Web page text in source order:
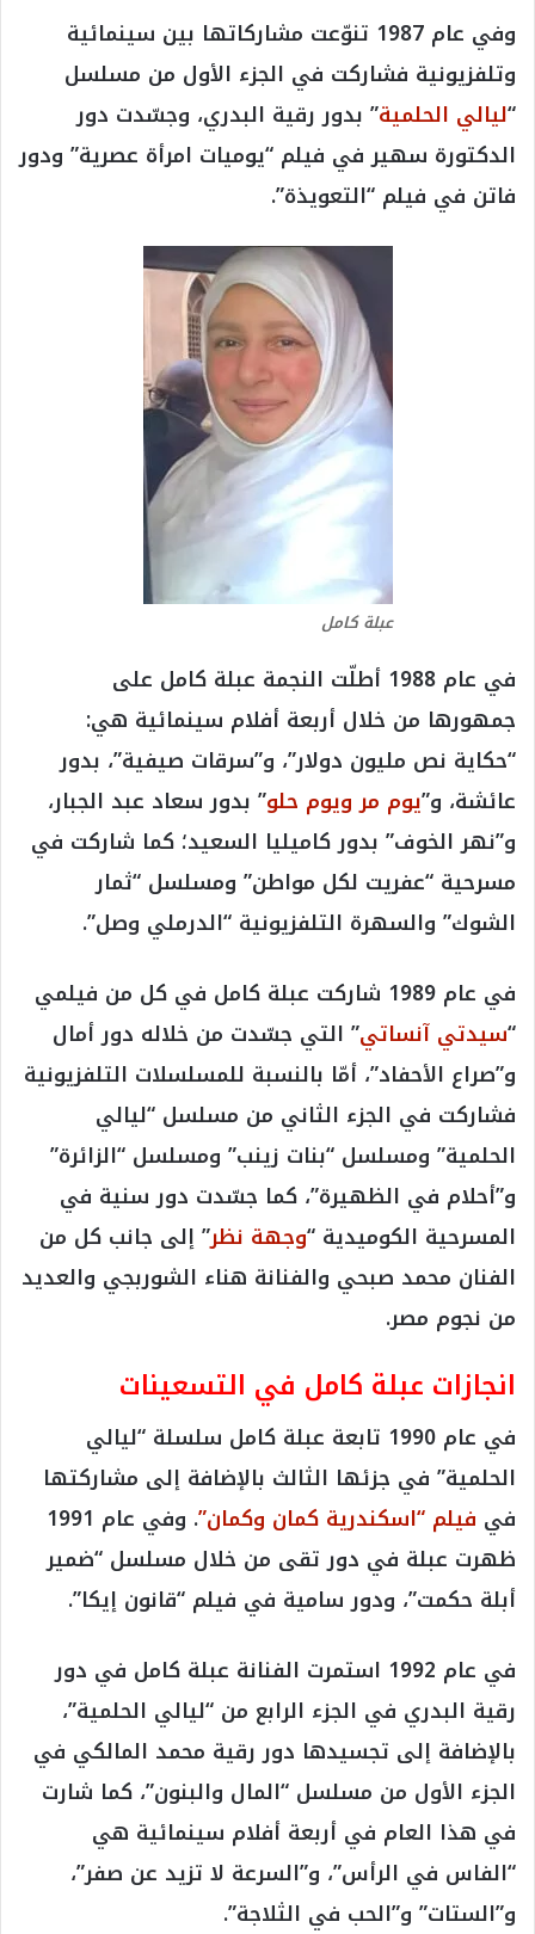
وفي عام 1987 تنوّعت مشاركاتها بين سينمائية
وتلفزيونية فشاركت في الجزء الأول من مسلسل
“ليالي الحلمية” بدور رقية البدري، وجسّدت دور
الدكتورة سهير في فيلم “يوميات امرأة عصرية” ودور
فاتن في فيلم “التعويذة”.
عبلة كامل
في عام 1988 أطلّت النجمة عبلة كامل على
جمهورها من خلال أربعة أفلام سينمائية هي:
“حكاية نص مليون دولار”، و”سرقات صيفية”، بدور
عائشة، و”يوم مر ويوم حلو” بدور سعاد عبد الجبار،
و”نهر الخوف” بدور كاميليا السعيد؛ كما شاركت في
مسرحية “عفريت لكل مواطن” ومسلسل “ثمار
الشوك” والسهرة التلفزيونية “الدرملي وصل”.
في عام 1989 شاركت عبلة كامل في كل من فيلمي
“سيدتي آنساتي” التي جسّدت من خلاله دور أمال
و”صراع الأحفاد”، أمّا بالنسبة للمسلسلات التلفزيونية
فشاركت في الجزء الثاني من مسلسل “ليالي
الحلمية” ومسلسل “بنات زينب” ومسلسل “الزائرة”
و”أحلام في الظهيرة”، كما جسّدت دور سنية في
المسرحية الكوميدية “وجهة نظر” إلى جانب كل من
الفنان محمد صبحي والفنانة هناء الشوربجي والعديد
من نجوم مصر.
انجازات عبلة كامل في التسعينات
في عام 1990 تابعة عبلة كامل سلسلة “ليالي
الحلمية” في جزئها الثالث بالإضافة إلى مشاركتها
في فيلم “اسكندرية كمان وكمان”
. وفي عام 1991
ظهرت عبلة في دور تقى من خلال مسلسل “ضمير
أبلة حكمت”، ودور سامية في فيلم “قانون إيكا”.
في عام 1992 استمرت الفنانة عبلة كامل في دور
رقية البدري في الجزء الرابع من “ليالي الحلمية”،
بالإضافة إلى تجسيدها دور رقية محمد المالكي في
الجزء الأول من مسلسل “المال والبنون”، كما شارت
في هذا العام في أربعة أفلام سينمائية هي
“الفاس في الرأس”، و”السرعة لا تزيد عن صفر”،
و”الستات” و”الحب في الثلاجة”.